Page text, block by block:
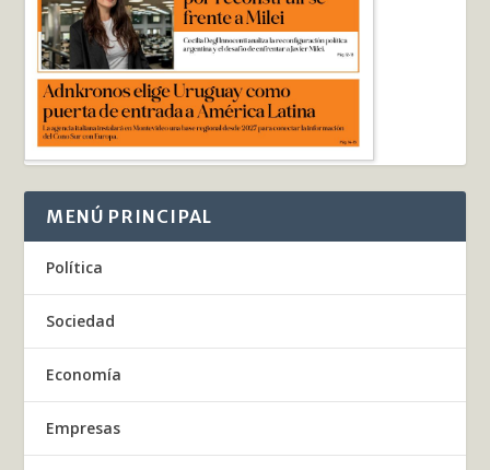
MENÚ PRINCIPAL
Política
Sociedad
Economía
Empresas